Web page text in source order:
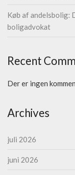
Køb af andelsbolig:
boligadvokat
Recent
Der er ingen
Archives
juli 2026
juni 2026